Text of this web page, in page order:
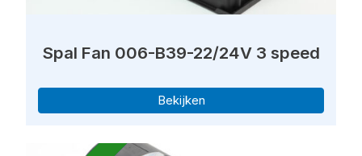
Spal Fan 006-B39-22/24V 3 speed
Bekijken